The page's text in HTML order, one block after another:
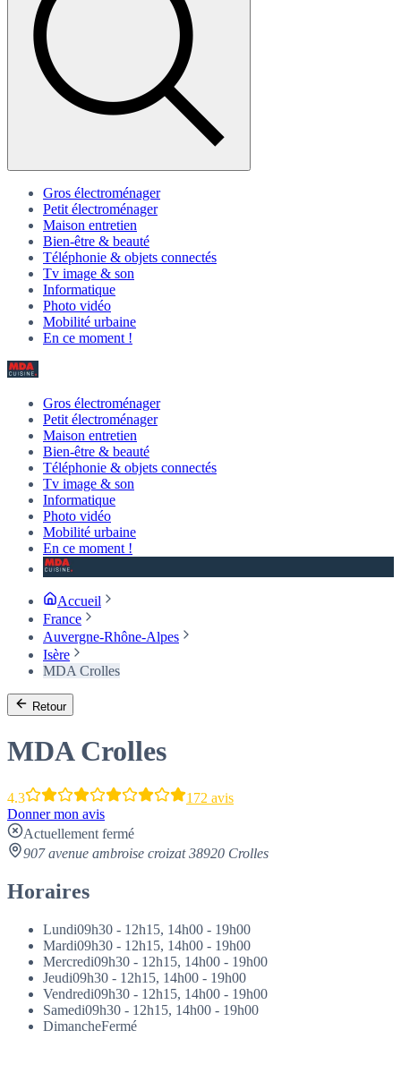
Gros électroménager
Petit électroménager
Maison entretien
Bien-être & beauté
Téléphonie & objets connectés
Tv image & son
Informatique
Photo vidéo
Mobilité urbaine
En ce moment !
Gros électroménager
Petit électroménager
Maison entretien
Bien-être & beauté
Téléphonie & objets connectés
Tv image & son
Informatique
Photo vidéo
Mobilité urbaine
En ce moment !
Accueil
France
Auvergne-Rhône-Alpes
Isère
MDA Crolles
Retour
MDA Crolles
4.3
172 avis
Donner mon avis
Actuellement fermé
907 avenue ambroise croizat 38920 Crolles
Horaires
Lundi09h30 - 12h15, 14h00 - 19h00
Mardi09h30 - 12h15, 14h00 - 19h00
Mercredi09h30 - 12h15, 14h00 - 19h00
Jeudi09h30 - 12h15, 14h00 - 19h00
Vendredi09h30 - 12h15, 14h00 - 19h00
Samedi09h30 - 12h15, 14h00 - 19h00
DimancheFermé